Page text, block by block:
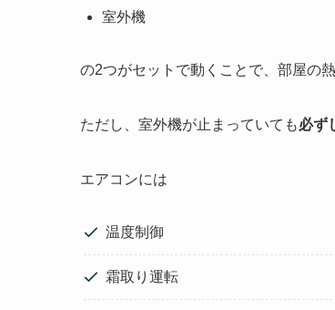
室外機
の2つがセットで動くことで、部屋の
ただし、室外機が止まっていても必ず
エアコンには
温度制御
霜取り運転